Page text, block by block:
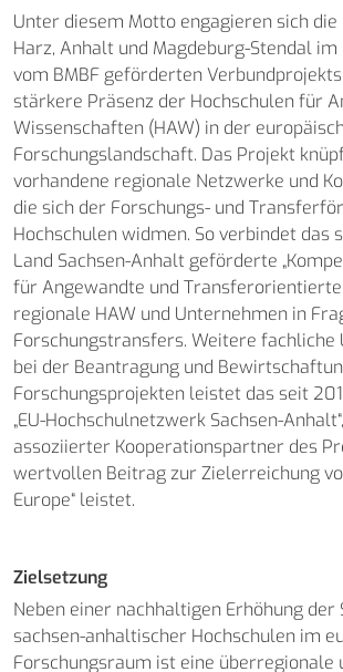
Unter diesem Motto engagieren sich die
Harz, Anhalt und Magdeburg-Stendal im
vom BMBF geförderten
stärkere Präsenz der Hochschulen für
Wissenschaften (HAW) in der
Forschungslandschaft. Das Projekt
vorhandene regionale Netzwerke und
die sich der Forschungs- und
Hochschulen widmen. So verbindet das
Land Sachsen-Anhalt geförderte
für Angewandte und Transferorientierte
regionale HAW und Unternehmen in
Forschungstransfers. Weitere fachliche
bei der Beantragung und
Forschungsprojekten leistet das seit
„EU-Hochschulnetzwerk Sachsen-
assoziierter Kooperationspartner des
wertvollen Beitrag zur Zielerreichung
Europe“ leistet.
Zielsetzung
Neben einer nachhaltigen Erhöhung der
sachsen-anhaltischer Hochschulen im
Forschungsraum ist eine überregionale